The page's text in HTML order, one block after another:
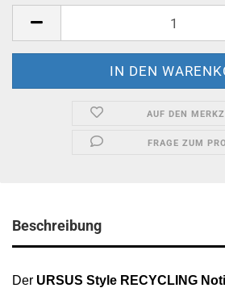
AUF DEN
FRAGE ZUM
Beschreibung
Der URSUS Style RECYCLING